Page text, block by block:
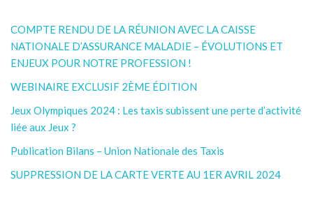
COMPTE RENDU DE LA RÉUNION AVEC LA CAISSE
NATIONALE D’ASSURANCE MALADIE – ÉVOLUTIONS ET
ENJEUX POUR NOTRE PROFESSION !
WEBINAIRE EXCLUSIF 2ÈME ÉDITION
Jeux Olympiques 2024 : Les taxis subissent une perte d’activité
liée aux Jeux ?
Publication Bilans – Union Nationale des Taxis
SUPPRESSION DE LA CARTE VERTE AU 1ER AVRIL 2024